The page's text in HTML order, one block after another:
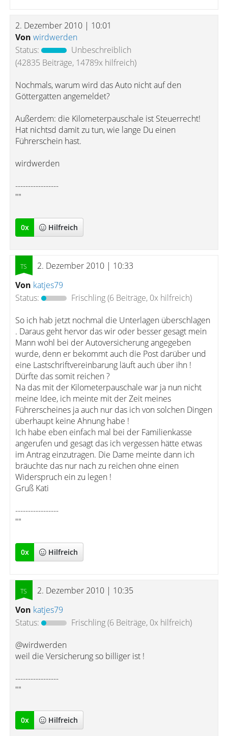
2. Dezember 2010 | 10:01
Von wirdwerden
Status:
Unbeschreiblich
(42835 Beiträge, 14789x hilfreich)
Nochmals, warum wird das Auto nicht auf den
Göttergatten angemeldet?
Außerdem: die Kilometerpauschale ist Steuerrecht!
Hat nichtsd damit zu tun, wie lange Du einen
Führerschein hast.
wirdwerden
-----------------
""
0x Hilfreich
2. Dezember 2010 | 10:33
Von katjes79
Status:
Frischling(6 Beiträge, 0x hilfreich)
So ich hab jetzt nochmal die Unterlagen überschlagen
. Daraus geht hervor das wir oder besser gesagt mein
Mann wohl bei der Autoversicherung angegeben
wurde, denn er bekommt auch die Post darüber und
eine Lastschriftvereinbarung läuft auch über ihn !
Dürfte das somit reichen ?
Na das mit der Kilometerpauschale war ja nun nicht
meine Idee, ich meinte mit der Zeit meines
Führerscheines ja auch nur das ich von solchen Dingen
überhaupt keine Ahnung habe !
Ich habe eben einfach mal bei der Familienkasse
angerufen und gesagt das ich vergessen hätte etwas
im Antrag einzutragen. Die Dame meinte dann ich
bräuchte das nur nach zu reichen ohne einen
Widerspruch ein zu legen !
Gruß Kati
-----------------
""
0x Hilfreich
2. Dezember 2010 | 10:35
Von katjes79
Status:
Frischling(6 Beiträge, 0x hilfreich)
@wirdwerden
weil die Versicherung so billiger ist !
-----------------
""
0x Hilfreich